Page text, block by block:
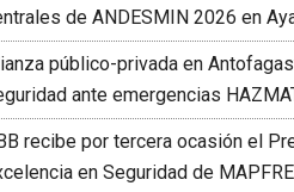
de ANDESMIN 2026 en
público-privada en
ante emergencias
recibe por tercera ocasión el
en Seguridad de MAPFRE